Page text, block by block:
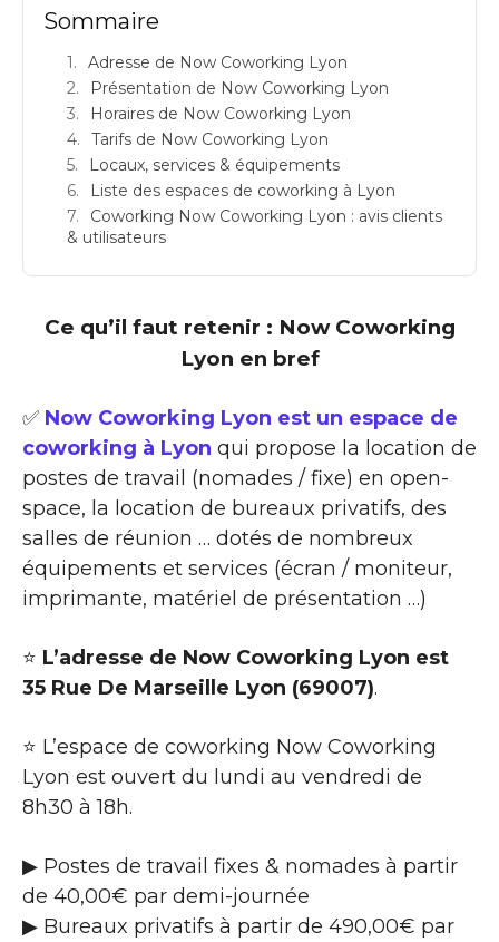
Sommaire
Adresse de Now Coworking Lyon
Présentation de Now Coworking Lyon
Horaires de Now Coworking Lyon
Tarifs de Now Coworking Lyon
Locaux, services & équipements
Liste des espaces de coworking à Lyon
Coworking Now Coworking Lyon : avis clients
& utilisateurs
Ce qu’il faut retenir : Now Coworking
Lyon en bref
✅ Now Coworking Lyon est un espace de
coworking à Lyon qui propose la location de
postes de travail (nomades / fixe) en open-
space, la location de bureaux privatifs, des
salles de réunion … dotés de nombreux
équipements et services (écran / moniteur,
imprimante, matériel de présentation …)
⭐ L’adresse de Now Coworking Lyon est
35 Rue De Marseille Lyon (69007).
⭐ L’espace de coworking Now Coworking
Lyon est ouvert du lundi au vendredi de
8h30 à 18h.
▶ Postes de travail fixes & nomades à partir
de 40,00€ par demi-journée
▶ Bureaux privatifs à partir de 490,00€ par